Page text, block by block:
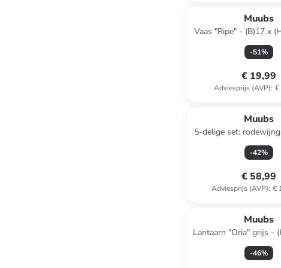
Muubs
Vaas "Ripe" - (B)17 x
cm
-51%
€ 19,99
Adviesprijs (AVP): €
Muubs
5-delige set:
bruin - 210 ml
-42%
€ 58,99
Adviesprijs (AVP): €
Muubs
Lantaarn "Oria" grijs -
cm
-46%